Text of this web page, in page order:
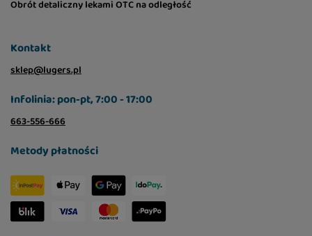
Obrót detaliczny lekami OTC na odległość
Kontakt
sklep@lugers.pl
Infolinia: pon-pt, 7:00 - 17:00
663-556-666
Metody płatności